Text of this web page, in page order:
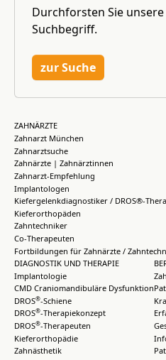
Durchforsten Sie
Suchbegriff.
zur Suche
ZAHNÄRZTE
Zahnarzt München
Zahnarztsuche
Zahnärzte | Zahnärztinnen
Zahnarzt-Empfehlung
Implantologen
Kiefergelenkdiagnostiker / DROS®-
Kieferorthopäden
Zahntechniker
Co-Therapeuten
Fortbildungen für Zahnärzte /
DIAGNOSTIK UND THERAPIE
Implantologie
CMD Craniomandibuläre Dysfunktion
DROS®-Schiene
DROS®-Therapiekonzept
DROS®-Therapeuten
Kieferorthopädie
Zahnästhetik